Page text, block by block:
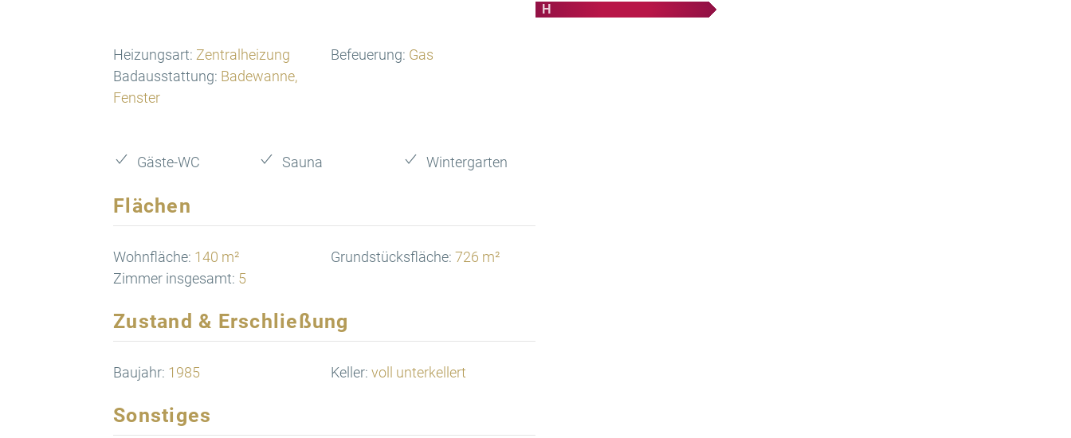
Heizungsart: Zentralheizung Befeuerung: Gas
Badausstattung: Badewanne,
Fenster
Gäste-WC Sauna Wintergarten
Flächen
Wohnfläche: 140 m² Grundstücksfläche: 726 m²
Zimmer insgesamt: 5
Zustand & Erschließung
Baujahr: 1985 Keller: voll unterkellert
Sonstiges
H